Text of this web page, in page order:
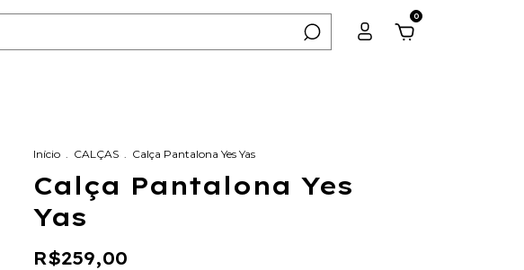
0
Início . CALÇAS . Calça Pantalona Yes Yas
Calça Pantalona Yes
Yas
R$259,00